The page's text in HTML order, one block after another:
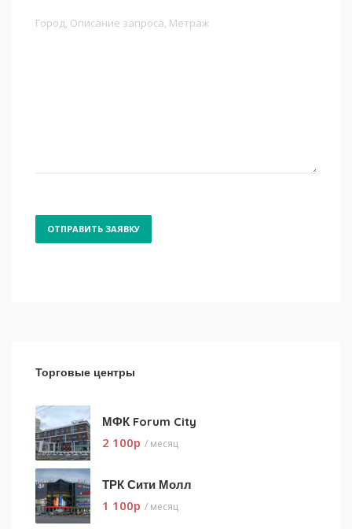
Торговые центры
МФК Forum City
2 100p / месяц
ТРК Сити Молл
1 100p / месяц